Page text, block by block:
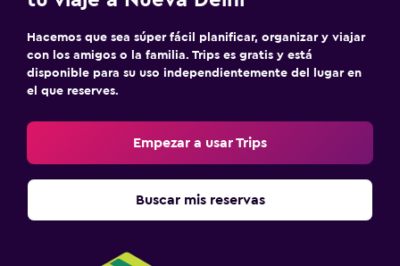
Hacemos que sea súper fácil planificar, organizar y viajar
con los amigos o la familia. Trips es gratis y está
disponible para su uso independientemente del lugar en
el que reserves.
Empezar a usar Trips
Buscar mis reservas